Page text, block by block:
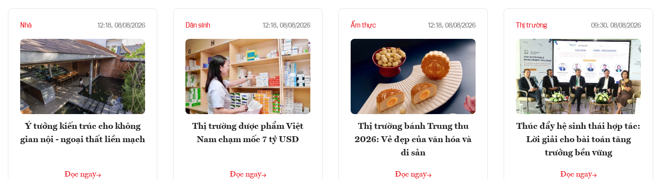
Nhà 12:18, 08/08/2026
Ý tưởng kiến trúc cho không
gian nội - ngoại thất liền mạch
Đọc ngay
Dân sinh 12:18, 08/08/2026
Thị trường dược phẩm Việt
Nam chạm mốc 7 tỷ USD
Đọc ngay
Ẩm thực 12:18, 08/08/2026
Thị trường bánh Trung thu
2026: Vẻ đẹp của văn hóa và
di sản
Đọc ngay
Thị trường 09:30, 08/08/2026
Thúc đẩy hệ sinh thái hợp tác:
Lời giải cho bài toán tăng
trưởng bền vững
Đọc ngay